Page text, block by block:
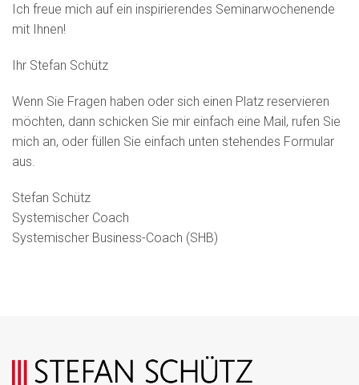
Ich freue mich auf ein inspirierendes Seminarwochenende
mit Ihnen!
Ihr Stefan Schütz
Wenn Sie Fragen haben oder sich einen Platz reservieren
möchten, dann schicken Sie mir einfach eine Mail, rufen Sie
mich an, oder füllen Sie einfach unten stehendes Formular
aus.
Stefan Schütz
Systemischer Coach
Systemischer Business-Coach (SHB)